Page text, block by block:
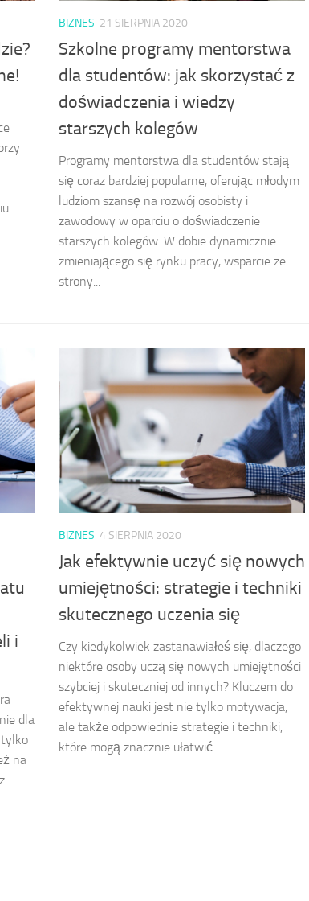
BIZNES 21 SIERPNIA 2020
Szkolne programy mentorstwa
dla studentów: jak skorzystać z
doświadczenia i wiedzy
starszych kolegów
Programy mentorstwa dla studentów stają
się coraz bardziej popularne, oferując młodym
ludziom szansę na rozwój osobisty i
zawodowy w oparciu o doświadczenie
starszych kolegów. W dobie dynamicznie
zmieniającego się rynku pracy, wsparcie ze
strony...
i
dla
tylko
na
BIZNES 4 SIERPNIA 2020
Jak efektywnie uczyć się nowych
umiejętności: strategie i techniki
skutecznego uczenia się
Czy kiedykolwiek zastanawiałeś się, dlaczego
niektóre osoby uczą się nowych umiejętności
szybciej i skuteczniej od innych? Kluczem do
efektywnej nauki jest nie tylko motywacja,
ale także odpowiednie strategie i techniki,
które mogą znacznie ułatwić...